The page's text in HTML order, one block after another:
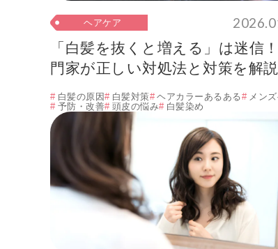
ヘアケア
「白髪を抜くと増える」は迷信
門家が正しい対処法と対策を解
ます
白髪の原因 白髪対策 ヘアカラーあるある
メン
予防・改善
頭皮の悩み 白髪染め